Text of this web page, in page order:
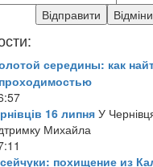
середины: как
16 липня У
Михайла
похищение из